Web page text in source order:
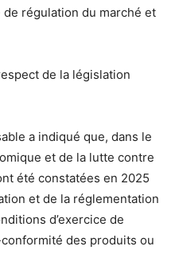
régulation du marché et
de la législation
a indiqué que, dans le
et de la lutte contre
été constatées en 2025
et de la réglementation
d’exercice de
des produits ou